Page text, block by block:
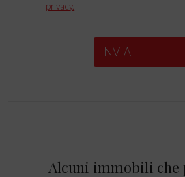
privacy.
INVIA
Alcuni immobili che